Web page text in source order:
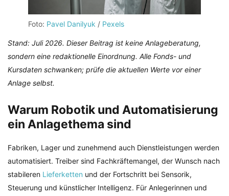
Foto: Pavel Danilyuk / Pexels
Stand: Juli 2026. Dieser Beitrag ist keine Anlageberatung,
sondern eine redaktionelle Einordnung. Alle Fonds- und
Kursdaten schwanken; prüfe die aktuellen Werte vor einer
Anlage selbst.
Warum Robotik und Automatisierung
ein Anlagethema sind
Fabriken, Lager und zunehmend auch Dienstleistungen werden
automatisiert. Treiber sind Fachkräftemangel, der Wunsch nach
stabileren Lieferketten und der Fortschritt bei Sensorik,
Steuerung und künstlicher Intelligenz. Für Anlegerinnen und